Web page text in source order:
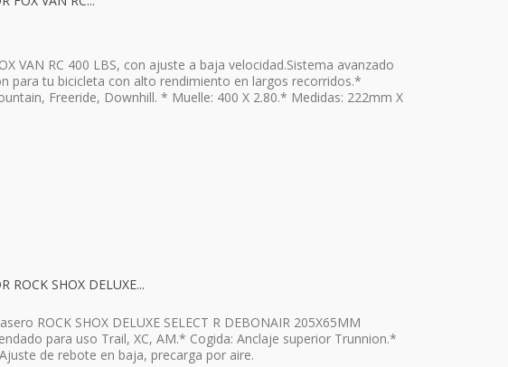
VAN RC 400 LBS, con ajuste a baja velocidad.Sistema avanzado
para tu bicicleta con alto rendimiento en largos recorridos.*
Freeride, Downhill. * Muelle: 400 X 2.80.* Medidas: 222mm X
ROCK SHOX DELUXE...
ROCK SHOX DELUXE SELECT R DEBONAIR 205X65MM
para uso Trail, XC, AM.* Cogida: Anclaje superior Trunnion.*
de rebote en baja, precarga por aire.